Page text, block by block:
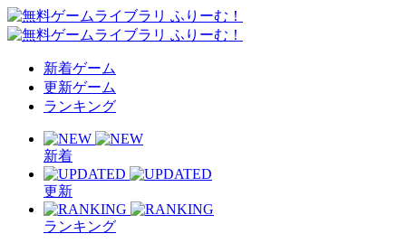
新着ゲーム
更新ゲーム
ランキング
新着
更新
ランキング